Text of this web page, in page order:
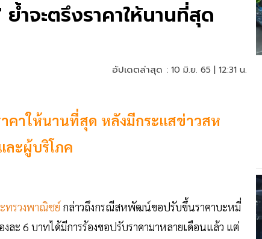
ำจะตรึงราคาให้นานที่สุด
อัปเดตล่าสุด : 10 มิ.ย. 65 | 12:31 น.
คาให้นานที่สุด หลังมีกระแสข่าวสห
ะผู้บริโภค
ทรวงพาณิชย์ กล่าวถึงกรณีสหพัฒน์ขอปรับขึ้นราคาบะหมี่
ละ 6 บาทได้มีการร้องขอปรับราคามาหลายเดือนแล้ว แต่